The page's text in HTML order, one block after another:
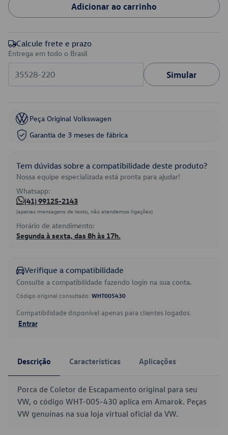
Adicionar ao carrinho
Calcule frete e prazo
Entrega em todo o Brasil
Simular
Peça Original Volkswagen
Garantia de 3 meses de fábrica
Tem dúvidas sobre a compatibilidade deste produto?
Nossa equipe especializada está pronta para ajudar!
Whatsapp:
(41) 99125-2143
(apenas mensagens de texto, não atendemos ligações)
Horário de atendimento:
Segunda à sexta, das 8h às 17h.
Verifique a compatibilidade
Consulte a compatibilidade fazendo login na sua conta.
Código original consultado: WHT005430
Compatibilidade disponível apenas para clientes logados.
Entrar
Descrição Características Aplicações
Porca de Coletor de Escapamento original para seu
VW, o código WHT-005-430 aplica em Amarok. Peças
VW genuínas na sua loja virtual oficial da VW.